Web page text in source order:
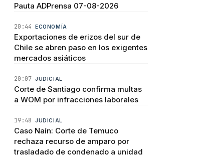
Pauta ADPrensa 07-08-2026
20:44 ECONOMÍA
Exportaciones de erizos del sur de
Chile se abren paso en los exigentes
mercados asiáticos
20:07 JUDICIAL
Corte de Santiago confirma multas
a WOM por infracciones laborales
19:48 JUDICIAL
Caso Naín: Corte de Temuco
rechaza recurso de amparo por
trasladado de condenado a unidad